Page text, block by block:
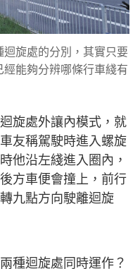
旋處的分別，其實只要
能夠分辨哪條行車綫有
旋處外讓內模式，就
友稱駕駛時進入螺旋
他沿左綫進入圈內，
方車便會撞上，前行
九點方向駛離迴旋
種迴旋處同時運作？